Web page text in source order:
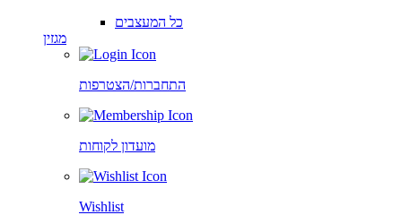
כל המעצבים
מגזין
התחברות/הצטרפות
מועדון לקוחות
Wishlist